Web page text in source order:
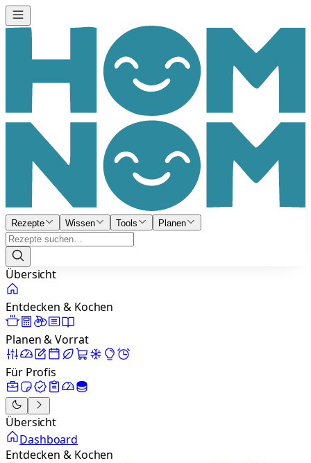
Rezepte Wissen Tools Planen
Übersicht
Entdecken & Kochen
Planen & Vorrat
Für Profis
Übersicht
Dashboard
Entdecken & Kochen